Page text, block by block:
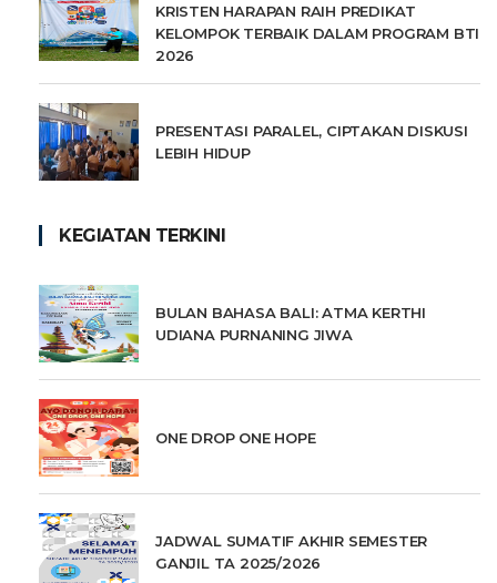
KRISTEN HARAPAN RAIH PREDIKAT
KELOMPOK TERBAIK DALAM PROGRAM BTI
2026
PRESENTASI PARALEL, CIPTAKAN DISKUSI
LEBIH HIDUP
KEGIATAN TERKINI
BULAN BAHASA BALI: ATMA KERTHI
UDIANA PURNANING JIWA
ONE DROP ONE HOPE
JADWAL SUMATIF AKHIR SEMESTER
GANJIL TA 2025/2026